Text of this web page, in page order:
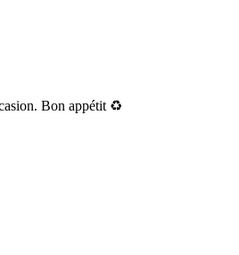
Bon appétit ♻️